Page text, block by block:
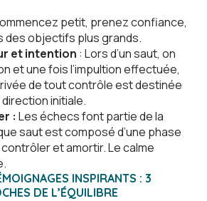
petit, prenez confiance,
des objectifs plus grands.
et intention : Lors d’un saut, on
et une fois l’impultion effectuée,
de tout contrôle est destinée
direction initiale.
: Les échecs font partie de la
saut est composé d’une phase
contrôler et amortir. Le calme
INSPIRANTS : 3
DE L’ÉQUILIBRE